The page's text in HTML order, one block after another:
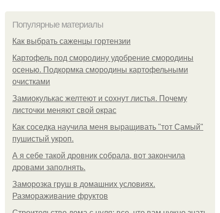
Популярные материалы
Как выбрать саженцы гортензии
Картофель под смородину удобрение смородины
осенью. Подкормка смородины картофельными
очистками
Замиокулькас желтеют и сохнут листья. Почему
листочки меняют свой окрас
Как соседка научила меня выращивать "тот Самый"
пушистый укроп.
А я себе такой дровник собрала, вот закончила
дровами заполнять.
Заморозка груш в домашних условиях.
Размораживание фруктов